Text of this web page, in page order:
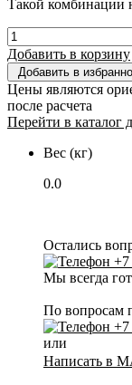
Такой комбинации
Добавить в корзину
Добавить в
Цены являются
после расчета
Перейти в каталог
Вес (кг)
0.0
Остались
+7
Мы всегда
По вопросам
+7
или
Написать